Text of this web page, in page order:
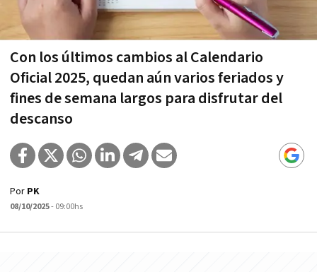
Con los últimos cambios al Calendario
Oficial 2025, quedan aún varios feriados y
fines de semana largos para disfrutar del
descanso
Por PK
08/10/2025- 09:00hs